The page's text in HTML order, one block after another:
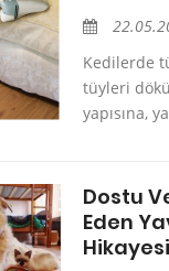
Kedilerde
tüyleri
yapısına,
Dostu
Eden
Hikayesi